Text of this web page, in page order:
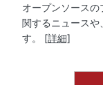
オープンソース
関するニュースや
す。 [詳細]